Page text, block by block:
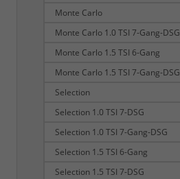
Monte Carlo
Monte Carlo 1.0 TSI 7-Gang-DSG
Monte Carlo 1.5 TSI 6-Gang
Monte Carlo 1.5 TSI 7-Gang-DSG
Selection
Selection 1.0 TSI 7-DSG
Selection 1.0 TSI 7-Gang-DSG
Selection 1.5 TSI 6-Gang
Selection 1.5 TSI 7-DSG